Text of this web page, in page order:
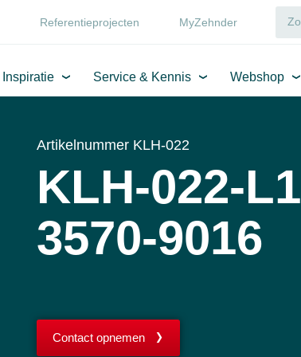
Referentieprojecten MyZehnder
Inspiratie Service & Kennis Webshop
Artikelnummer KLH-022
KLH-022-
3570-9016
Contact opnemen